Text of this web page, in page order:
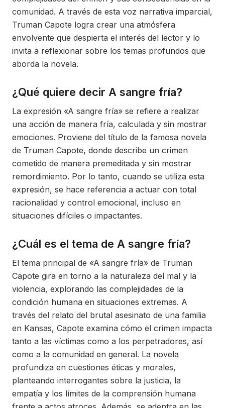
comunidad. A través de esta voz narrativa imparcial,
Truman Capote logra crear una atmósfera
envolvente que despierta el interés del lector y lo
invita a reflexionar sobre los temas profundos que
aborda la novela.
¿Qué quiere decir A sangre fría?
La expresión «A sangre fría» se refiere a realizar
una acción de manera fría, calculada y sin mostrar
emociones. Proviene del título de la famosa novela
de Truman Capote, donde describe un crimen
cometido de manera premeditada y sin mostrar
remordimiento. Por lo tanto, cuando se utiliza esta
expresión, se hace referencia a actuar con total
racionalidad y control emocional, incluso en
situaciones difíciles o impactantes.
¿Cuál es el tema de A sangre fría?
El tema principal de «A sangre fría» de Truman
Capote gira en torno a la naturaleza del mal y la
violencia, explorando las complejidades de la
condición humana en situaciones extremas. A
través del relato del brutal asesinato de una familia
en Kansas, Capote examina cómo el crimen impacta
tanto a las víctimas como a los perpetradores, así
como a la comunidad en general. La novela
profundiza en cuestiones éticas y morales,
planteando interrogantes sobre la justicia, la
empatía y los límites de la comprensión humana